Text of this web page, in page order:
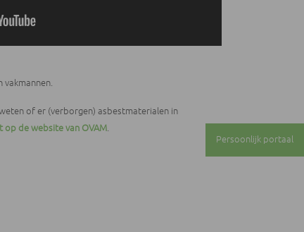
Persoonlijk portaal
of er (verborgen) asbestmaterialen in
de website van OVAM